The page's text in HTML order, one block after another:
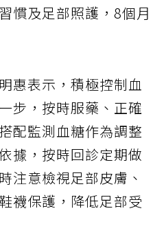
慣及足部照護，8個月
惠表示，積極控制血
步，按時服藥、正確
配監測血糖作為調整
據，按時回診定期做
注意檢視足部皮膚、
襪保護，降低足部受